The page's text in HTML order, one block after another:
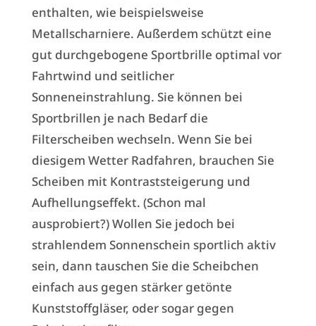
enthalten, wie beispielsweise
Metallscharniere. Außerdem schützt eine
gut durchgebogene Sportbrille optimal vor
Fahrtwind und seitlicher
Sonneneinstrahlung. Sie können bei
Sportbrillen je nach Bedarf die
Filterscheiben wechseln. Wenn Sie bei
diesigem Wetter Radfahren, brauchen Sie
Scheiben mit Kontraststeigerung und
Aufhellungseffekt. (Schon mal
ausprobiert?) Wollen Sie jedoch bei
strahlendem Sonnenschein sportlich aktiv
sein, dann tauschen Sie die Scheibchen
einfach aus gegen stärker getönte
Kunststoffgläser, oder sogar gegen